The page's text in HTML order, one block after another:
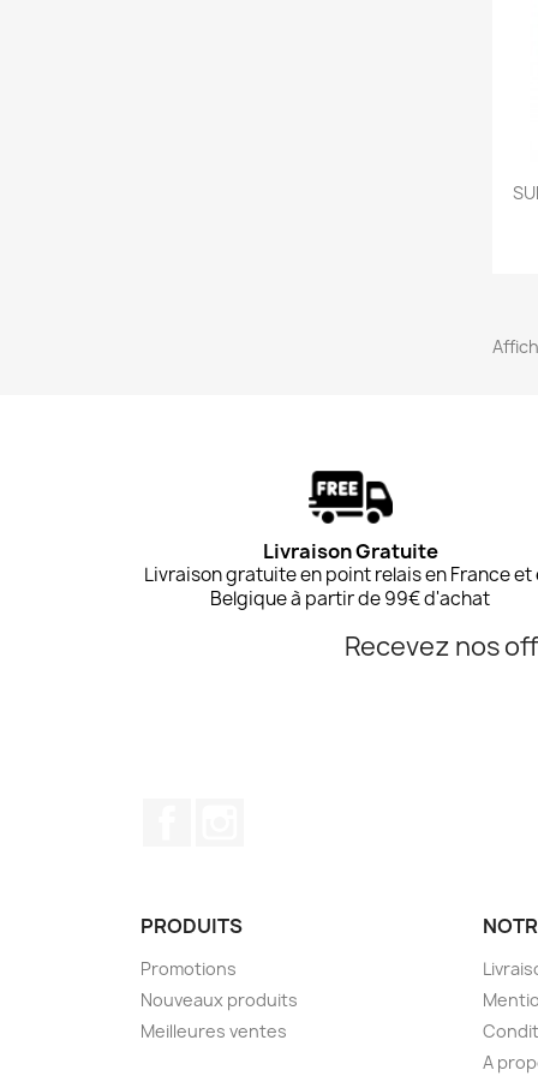
Livraison Gratuite
Livraison gratuite en point relais en France et
Belgique à partir de 99€ d'achat
Recevez nos
PRODUITS
Promotions
Nouveaux produits
Meilleures ventes
A